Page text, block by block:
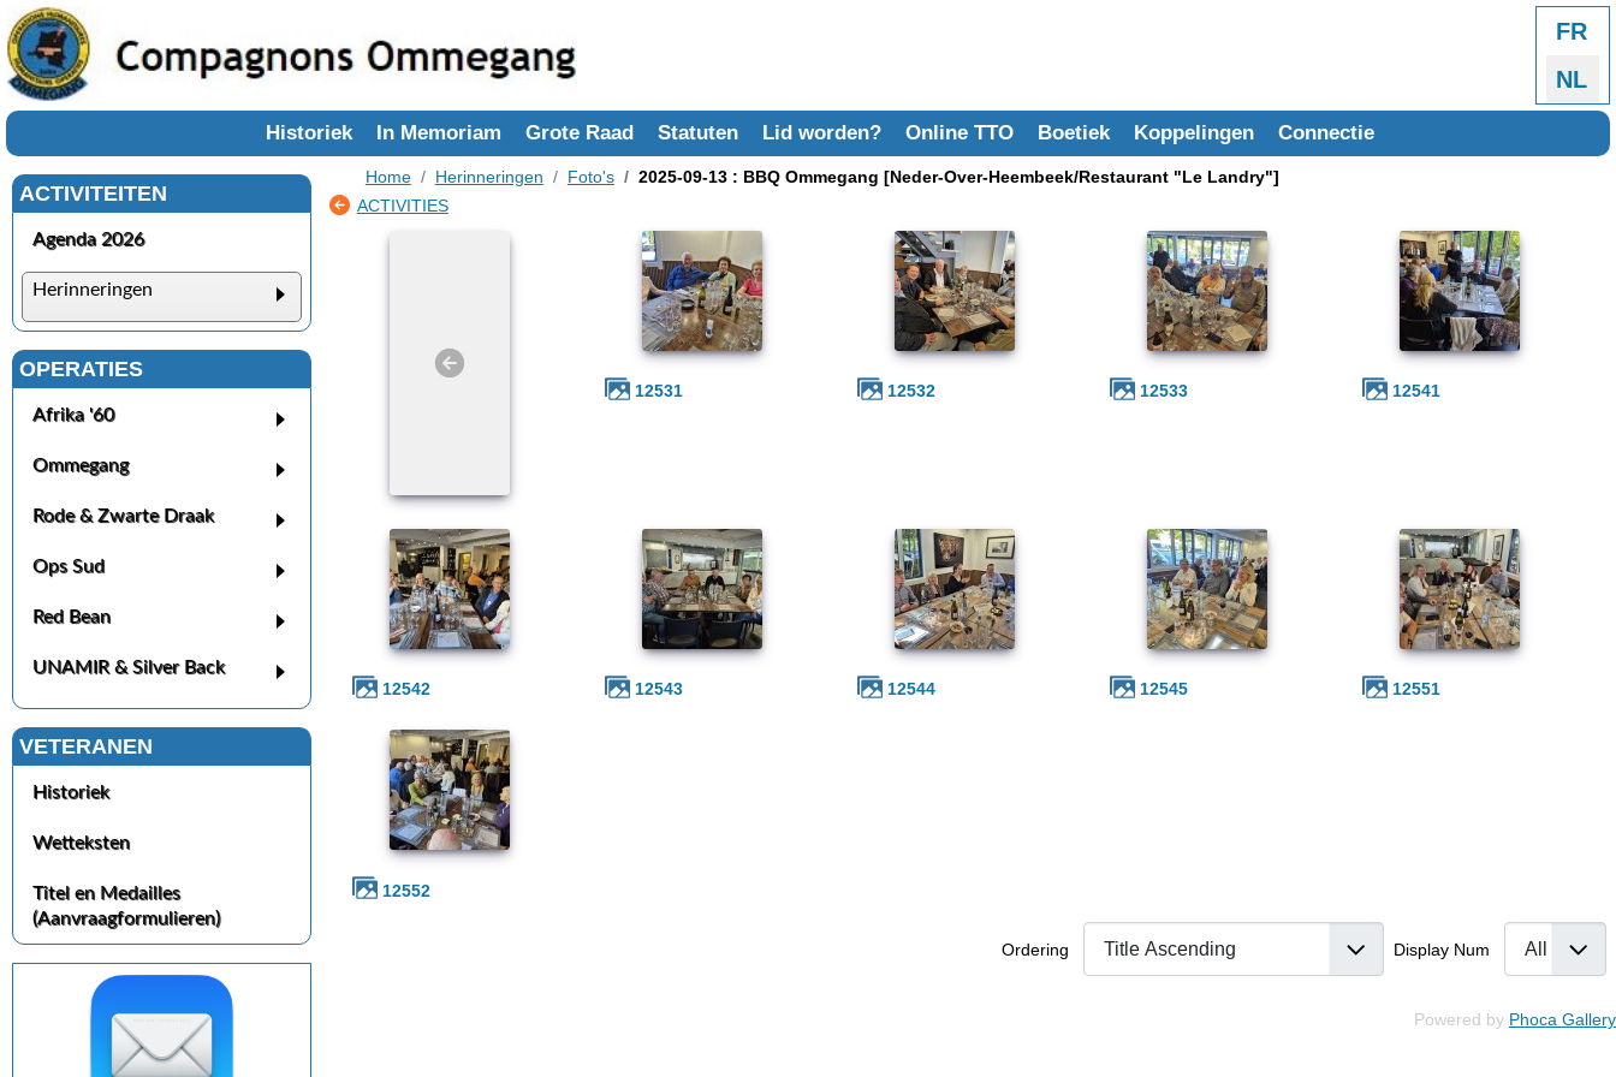
FR
NL
Historiek In Memoriam Grote Raad Statuten Lid worden? Online TTO Boetiek Koppelingen Connectie
ACTIVITEITEN
Agenda 2026
Herinneringen
OPERATIES
Afrika '60
Ommegang
Rode & Zwarte Draak
Ops Sud
Red Bean
UNAMIR & Silver Back
VETERANEN
Historiek
Wetteksten
Titel en Medailles
(Aanvraagformulieren)
Home Herinneringen Foto's
2025-09-13 : BBQ Ommegang [Neder-Over-Heembeek/Restaurant "Le Landry"]
ACTIVITIES
12531 12532 12533 12541
12542 12543 12544 12545 12551
12552
Ordering Display Num
Powered by Phoca Gallery